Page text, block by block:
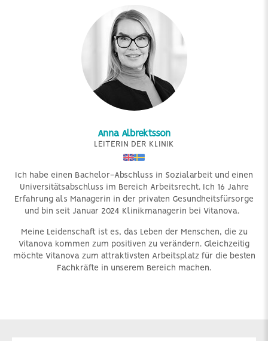
Anna Albrektsson
LEITERIN DER KLINIK
Ich habe einen Bachelor-Abschluss in Sozialarbeit und einen
Universitätsabschluss im Bereich Arbeitsrecht. Ich 16 Jahre
Erfahrung als Managerin in der privaten Gesundheitsfürsorge
und bin seit Januar 2024 Klinikmanagerin bei Vitanova.
Meine Leidenschaft ist es, das Leben der Menschen, die zu
Vitanova kommen zum positiven zu verändern. Gleichzeitig
möchte Vitanova zum attraktivsten Arbeitsplatz für die besten
Fachkräfte in unserem Bereich machen.